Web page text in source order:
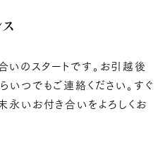
ス
のスタートです。お引越後
いつでもご連絡ください。すぐ
永いお付き合いをよろしくお